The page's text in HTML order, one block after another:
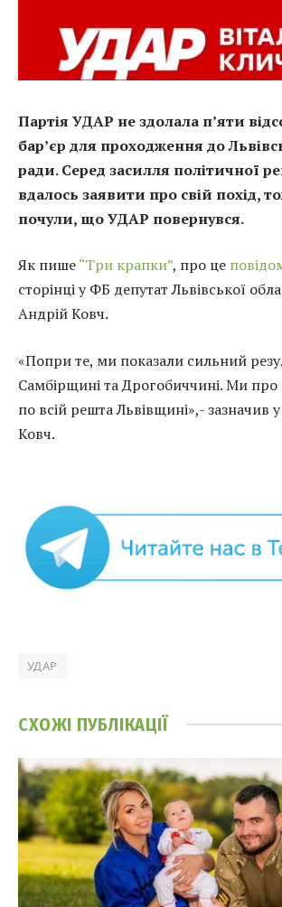
Партія УДАР не здолала п’яти
бар’єр для проходження до
ради. Серед засилля політичної
вдалось заявити про свій похід,
почули, що УДАР повернувся.
Як пише“Три крапки”, про це
сторінці у ФБ депутат Львівської
Андрій Ковч.
«Попри те, ми показали сильний
Самбірщині та Дрогобиччині. Ми про
по всій решта Львівщині»,- зазначив
Ковч.
УДАР
СХОЖІ ПУБЛІКАЦІЇ